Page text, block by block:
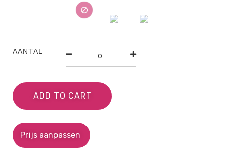
AANTAL
ADD TO CART
Prijs aanpassen